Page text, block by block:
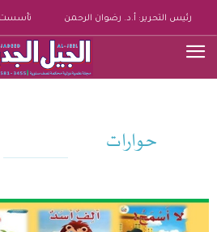
تأسست رئيس التحرير: أ.د. رضوان الرحمن
حوارات